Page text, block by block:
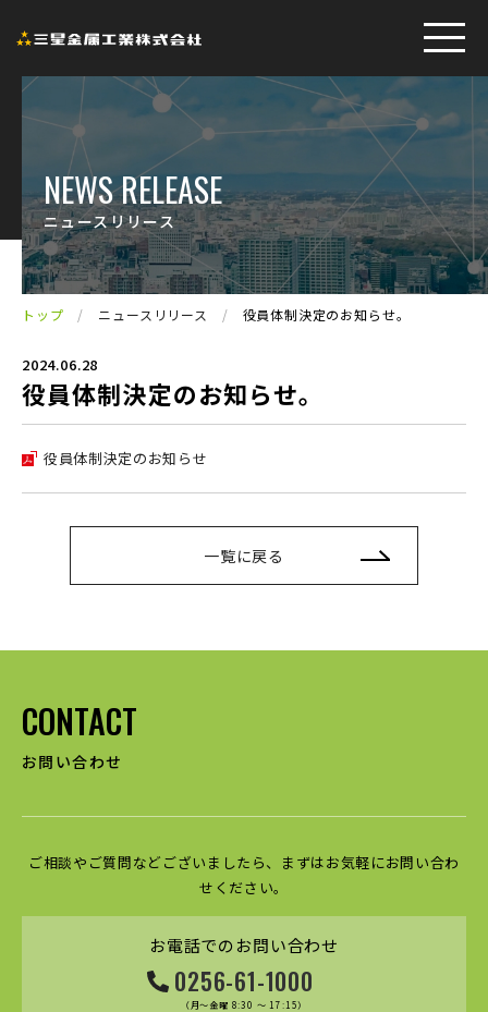
NEWS RELEASE
ニュースリリース
トップ / ニュースリリース / 役員体制決定のお知らせ。
2024.06.28
役員体制決定のお知らせ。
役員体制決定のお知らせ
一覧に戻る
CONTACT
お問い合わせ
ご相談やご質問などございましたら、まずはお気軽にお問い合わ
せください。
お電話でのお問い合わせ
0256-61-1000
（月～金曜 8:30 ～ 17:15）